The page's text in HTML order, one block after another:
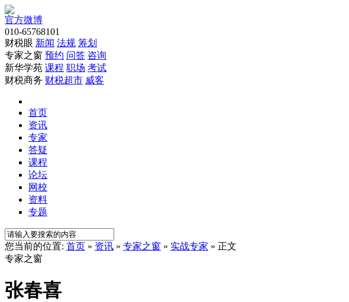
官方微博
010-65768101
财税眼 新闻 法规 筹划
专家之窗 预约 问答 咨询
新华学苑 课程 职场 考试
财税商务 财税超市 威客
首页
资讯
专家
答疑
课程
论坛
网校
资料
专题
您当前的位置: 首页 » 资讯 » 专家之窗 » 实战专家 » 正文
专家之窗
张春喜